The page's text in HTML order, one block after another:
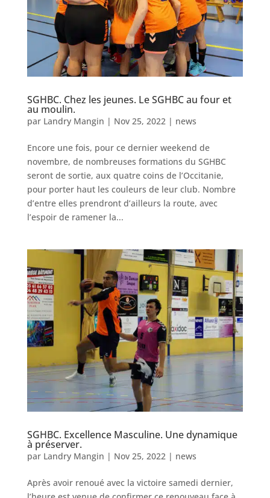
SGHBC. Chez les jeunes. Le SGHBC au four et
au moulin.
par Landry Mangin | Nov 25, 2022| news
Encore une fois, pour ce dernier weekend de
novembre, de nombreuses formations du SGHBC
seront de sortie, aux quatre coins de l’Occitanie,
pour porter haut les couleurs de leur club. Nombre
d’entre elles prendront d’ailleurs la route, avec
l’espoir de ramener la...
SGHBC. Excellence Masculine. Une dynamique
à préserver.
par Landry Mangin | Nov 25, 2022| news
Après avoir renoué avec la victoire samedi dernier,